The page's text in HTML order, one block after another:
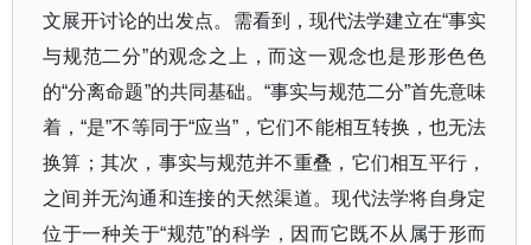
文展开讨论的出发点。需看到，现代法学建立在“事实
与规范二分”的观念之上，而这一观念也是形形色色
的“分离命题”的共同基础。“事实与规范二分”首先意味
着，“是”不等同于“应当” ，它们不能相互转换，也无法
换算；其次，事实与规范并不重叠，它们相互平行，
之间并无沟通和连接的天然渠道。现代法学将自身定
位于一种关于“规范”的科学，因而它既不从属于形而